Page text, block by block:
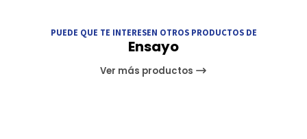
PUEDE QUE TE INTERESEN OTROS PRODUCTOS DE
Ensayo
Ver más productos